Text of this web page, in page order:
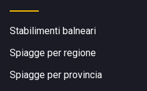
Stabilimenti balneari
Spiagge per regione
Spiagge per provincia